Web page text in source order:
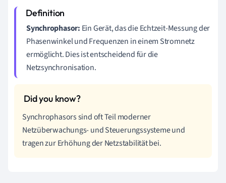
Synchrophasor: Ein Gerät, das die Echtzeit-Messung der
Phasenwinkel und Frequenzen in einem Stromnetz
ermöglicht. Dies ist entscheidend für die
Netzsynchronisation.
Synchrophasors sind oft Teil moderner
Netzüberwachungs- und Steuerungssysteme und
tragen zur Erhöhung der Netzstabilität bei.